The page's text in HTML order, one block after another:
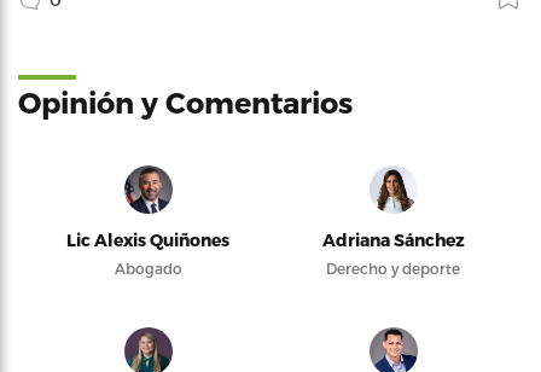
Opinión y Comentarios
Lic Alexis Quiñones
Abogado
Adriana Sánchez
Derecho y deporte